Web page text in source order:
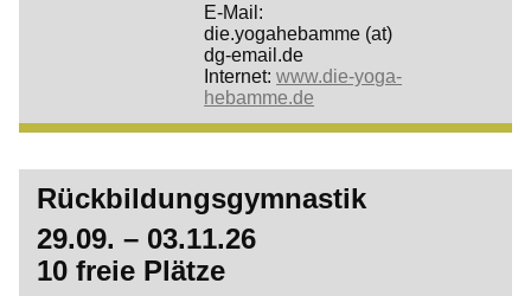
E-Mail:
die.yogahebamme (at)
dg-email.de
Internet:www.die-yoga-
hebamme.de
Rückbildungsgymnastik
29.09. – 03.11.26
10 freie Plätze